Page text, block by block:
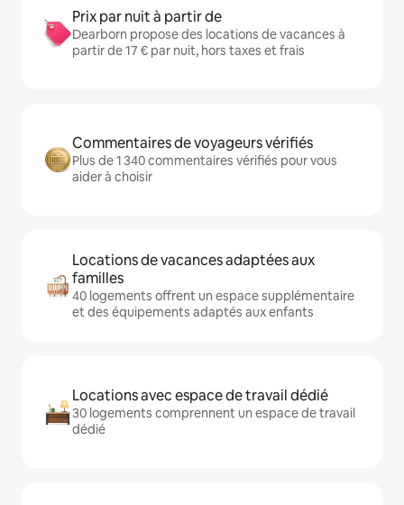
Prix par nuit à partir de
Dearborn propose des locations de vacances à
partir de 17 € par nuit, hors taxes et frais
Commentaires de voyageurs vérifiés
Plus de 1 340 commentaires vérifiés pour vous
aider à choisir
Locations de vacances adaptées aux
familles
40 logements offrent un espace supplémentaire
et des équipements adaptés aux enfants
Locations avec espace de travail dédié
30 logements comprennent un espace de travail
dédié